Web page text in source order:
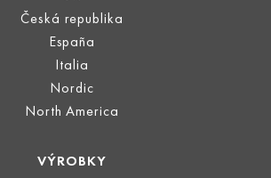
Česká republika
España
Italia
Nordic
North America
VÝROBKY